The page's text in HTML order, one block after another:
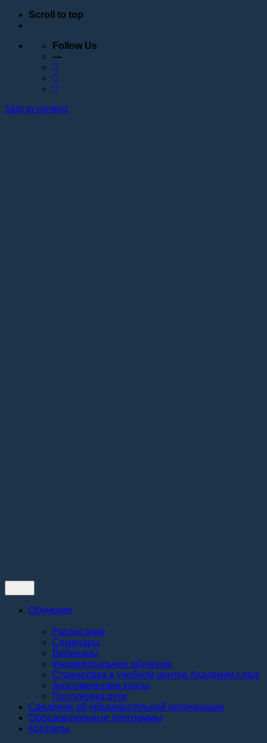
Scroll to top
Follow Us
—
Skip to content
Обучение
Расписание
Семинары
Вебинары
Индивидуальное обучение
Стажировка в учебном центре Академии Lotos
Анатомические курсы
Постановка руки
Сведения об образовательной организации
Образовательные программы
Контакты